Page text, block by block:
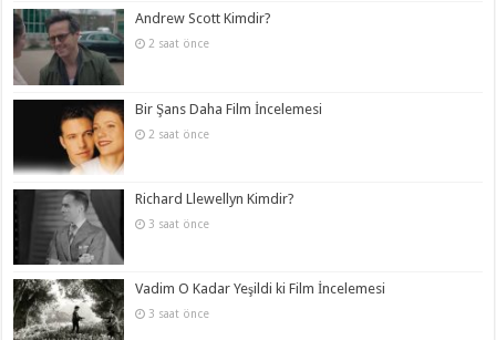
Andrew Scott Kimdir?
2 saat önce
Bir Şans Daha Film İncelemesi
2 saat önce
Richard Llewellyn Kimdir?
3 saat önce
Vadim O Kadar Yeşildi ki Film İncelemesi
3 saat önce